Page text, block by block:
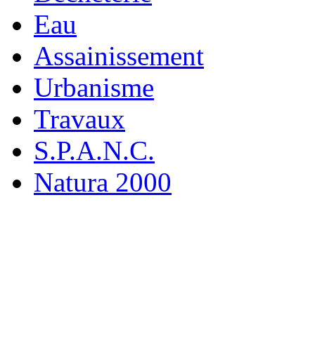
Eau
Assainissement
Urbanisme
Travaux
S.P.A.N.C.
Natura 2000